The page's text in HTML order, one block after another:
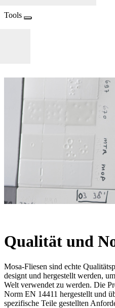
Tools
Qualität und
Mosa-Fliesen sind echte
designt und hergestellt werden,
Welt verwendet zu werden. Die
Norm EN 14411 hergestellt und
spezifische Teile gestellten